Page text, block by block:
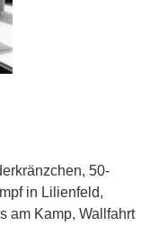
50-
in Lilienfeld,
am Kamp, Wallfahrt